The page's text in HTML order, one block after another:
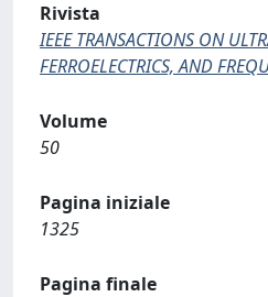
Rivista
IEEE TRANSACTIONS ON
FERROELECTRICS, AND
Volume
50
Pagina iniziale
1325
Pagina finale